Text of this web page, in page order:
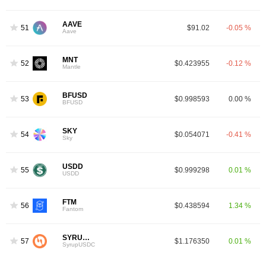
51 AAVE
Aave $91.02 -0.05 %
52 MNT
Mantle $0.423955 -0.12 %
53 BFUSD
BFUSD $0.998593 0.00 %
54 SKY
Sky $0.054071 -0.41 %
55 USDD
USDD $0.999298 0.01 %
56 FTM
Fantom $0.438594 1.34 %
57 SYRUPUSDC
SyrupUSDC $1.176350 0.01 %